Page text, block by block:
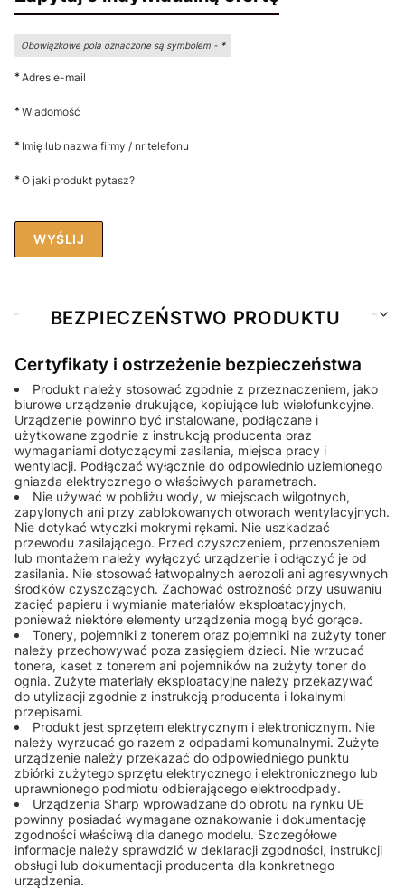
Obowiązkowe pola oznaczone są symbolem - *
*Adres e-mail
*Wiadomość
* Imię lub nazwa firmy / nr telefonu
*O jaki produkt pytasz?
WYŚLIJ
BEZPIECZEŃSTWO PRODUKTU
Certyfikaty i ostrzeżenie bezpieczeństwa
Produkt należy stosować zgodnie z przeznaczeniem, jako
biurowe urządzenie drukujące, kopiujące lub wielofunkcyjne.
Urządzenie powinno być instalowane, podłączane i
użytkowane zgodnie z instrukcją producenta oraz
wymaganiami dotyczącymi zasilania, miejsca pracy i
wentylacji. Podłączać wyłącznie do odpowiednio uziemionego
gniazda elektrycznego o właściwych parametrach.
Nie używać w pobliżu wody, w miejscach wilgotnych,
zapylonych ani przy zablokowanych otworach wentylacyjnych.
Nie dotykać wtyczki mokrymi rękami. Nie uszkadzać
przewodu zasilającego. Przed czyszczeniem, przenoszeniem
lub montażem należy wyłączyć urządzenie i odłączyć je od
zasilania. Nie stosować łatwopalnych aerozoli ani agresywnych
środków czyszczących. Zachować ostrożność przy usuwaniu
zacięć papieru i wymianie materiałów eksploatacyjnych,
ponieważ niektóre elementy urządzenia mogą być gorące.
Tonery, pojemniki z tonerem oraz pojemniki na zużyty toner
należy przechowywać poza zasięgiem dzieci. Nie wrzucać
tonera, kaset z tonerem ani pojemników na zużyty toner do
ognia. Zużyte materiały eksploatacyjne należy przekazywać
do utylizacji zgodnie z instrukcją producenta i lokalnymi
przepisami.
Produkt jest sprzętem elektrycznym i elektronicznym. Nie
należy wyrzucać go razem z odpadami komunalnymi. Zużyte
urządzenie należy przekazać do odpowiedniego punktu
zbiórki zużytego sprzętu elektrycznego i elektronicznego lub
uprawnionego podmiotu odbierającego elektroodpady.
Urządzenia Sharp wprowadzane do obrotu na rynku UE
powinny posiadać wymagane oznakowanie i dokumentację
zgodności właściwą dla danego modelu. Szczegółowe
informacje należy sprawdzić w deklaracji zgodności, instrukcji
obsługi lub dokumentacji producenta dla konkretnego
urządzenia.